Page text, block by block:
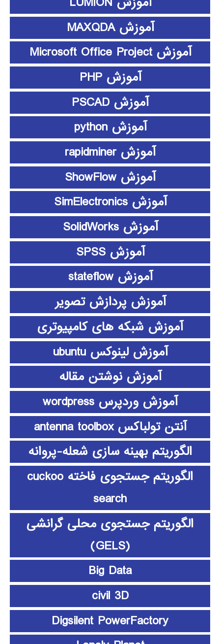
آموزش MAXQDA
آموزش Microsoft Office Project
آموزش PHP
آموزش PSCAD
آموزش python
آموزش rapidminer
آموزش ShowFlow
آموزش SimElectronics
آموزش SolidWorks
آموزش SPSS
آموزش stateflow
آموزش پردازش تصویر
آموزش شبکه های کامپیوتری
آموزش لینوکس ubuntu
آموزش نوشتن مقاله
آموزش وردپرس wordpress
آنتن تولباکس antenna toolbox
الگوریتم بهینه سازی شعله-پروانه
الگوریتم جستجوی فاخته cuckoo
search
الگوریتم جستجوی محلی گرانشی
(GELS)
Big Data
civil 3D
Digsilent PowerFactory